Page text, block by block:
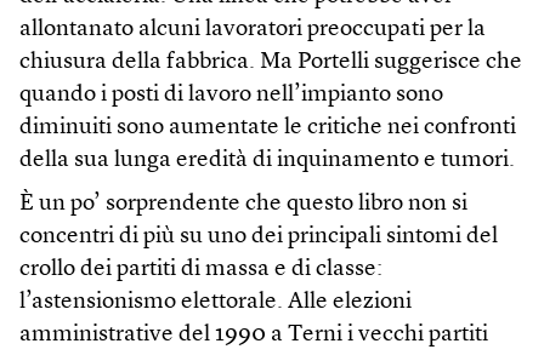
allontanato alcuni lavoratori preoccupati per la
chiusura della fabbrica. Ma Portelli suggerisce che
quando i posti di lavoro nell’impianto sono
diminuiti sono aumentate le critiche nei confronti
della sua lunga eredità di inquinamento e tumori.
È un po’ sorprendente che questo libro non si
concentri di più su uno dei principali sintomi del
crollo dei partiti di massa e di classe:
l’astensionismo elettorale. Alle elezioni
amministrative del 1990 a Terni i vecchi partiti